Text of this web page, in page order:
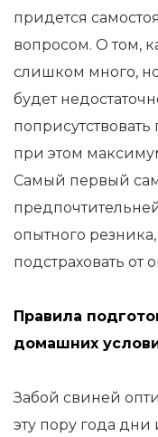
придется
вопросом. О том,
слишком много,
будет
при этом
Самый первый
опытного
подстраховать от
Правила
домашних
Забой свиней
эту пору года